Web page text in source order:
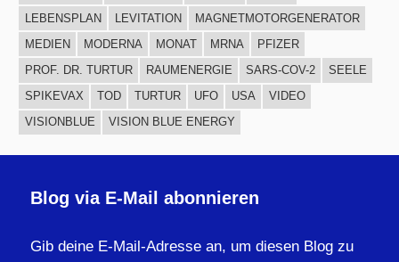
LEBENSPLAN
LEVITATION
MAGNETMOTORGENERATOR
MEDIEN
MODERNA MONAT MRNA
PFIZER
PROF. DR. TURTUR
RAUMENERGIE SARS-COV-2
SEELE
SPIKEVAX
TOD TURTUR UFO USA
VIDEO
VISIONBLUE
VISION BLUE ENERGY
Blog via E-Mail abonnieren
Gib deine E-Mail-Adresse an, um diesen Blog zu